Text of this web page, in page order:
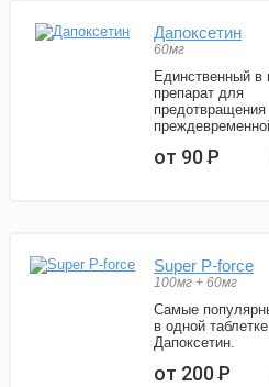
Дапоксетин
60мг
Единственный в
препарат для
предотвращения
от 90Р
Super P-force
100мг + 60мг
Самые
в одной
Дапоксетин.
от 200Р